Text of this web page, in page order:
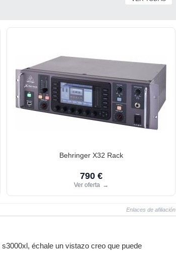
Behringer X32 Rack
790 €
Ver oferta →
Enlaces de afiliación
échale un vistazo creo que puede